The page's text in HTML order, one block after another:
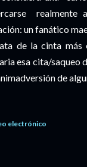
realmente
un fanático
de la cinta
esa cita/saqueo
de
electrónico